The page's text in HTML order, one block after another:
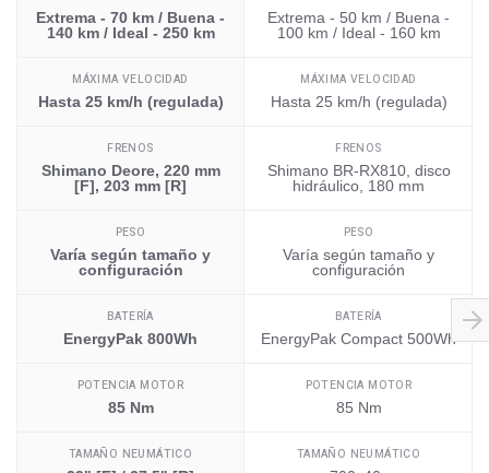
Extrema - 70 km / Buena -
140 km / Ideal - 250 km
MÁXIMA VELOCIDAD
Hasta 25 km/h (regulada)
FRENOS
Shimano Deore, 220 mm
[F], 203 mm [R]
PESO
Varía según tamaño y
configuración
BATERÍA
EnergyPak 800Wh
POTENCIA MOTOR
85 Nm
TAMAÑO NEUMÁTICO
Extrema - 50 km / Buena -
100 km / Ideal - 160 km
MÁXIMA VELOCIDAD
Hasta 25 km/h (regulada)
FRENOS
Shimano BR-RX810, disco
hidráulico, 180 mm
PESO
Varía según tamaño y
configuración
BATERÍA
EnergyPak Compact 500Wh
POTENCIA MOTOR
85 Nm
TAMAÑO NEUMÁTICO